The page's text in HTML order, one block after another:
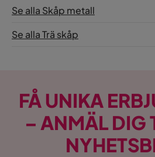
Se alla Skåp metall
Se alla Trä skåp
FÅ UNIKA
– ANMÄL DIG